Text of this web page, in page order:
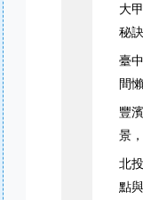
大
秘訣
臺
間
豐
景
北
點